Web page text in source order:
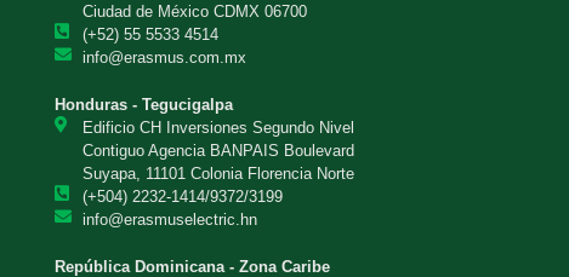
Ciudad de México CDMX 06700
(+52) 55 5533 4514
info@erasmus.com.mx
Honduras - Tegucigalpa
Edificio CH Inversiones Segundo Nivel
Contiguo Agencia BANPAIS Boulevard
Suyapa, 11101 Colonia Florencia Norte
(+504) 2232-1414/9372/3199
info@erasmuselectric.hn
República Dominicana - Zona Caribe